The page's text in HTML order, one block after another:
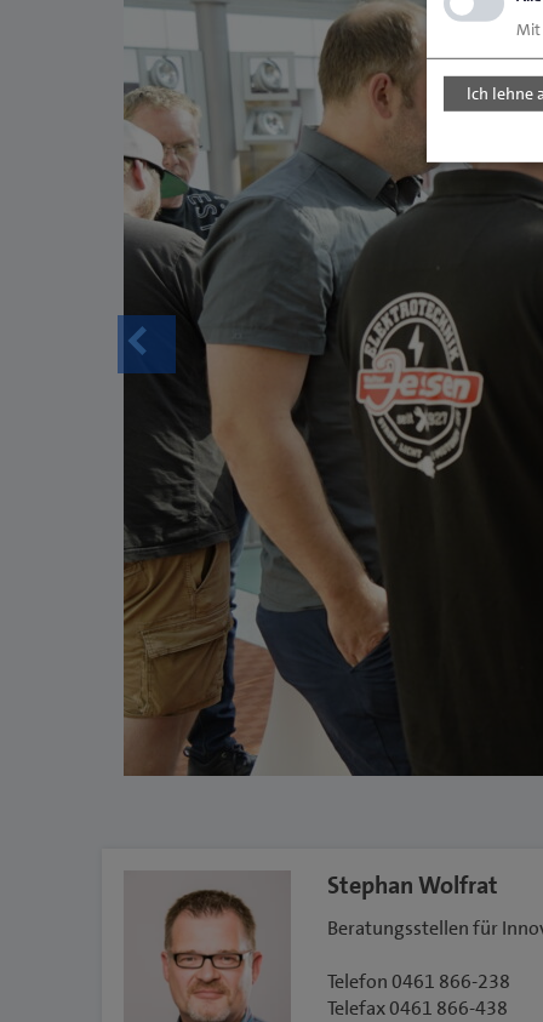
Stephan Wolfrat
Beratungsstellen für
Telefon 0461 866-238
Telefax 0461 866-438
Mit
Ich lehne